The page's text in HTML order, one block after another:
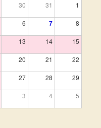
30 31 1
6 7 8
13 14 15
20 21 22
27 28 29
3 4 5